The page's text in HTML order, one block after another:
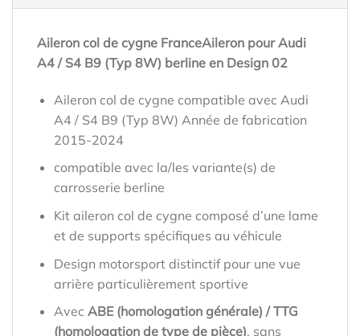
Aileron col de cygne FranceAileron pour Audi
A4 / S4 B9 (Typ 8W) berline en Design 02
Aileron col de cygne compatible avec Audi
A4 / S4 B9 (Typ 8W) Année de fabrication
2015-2024
compatible avec la/les variante(s) de
carrosserie berline
Kit aileron col de cygne composé d’une lame
et de supports spécifiques au véhicule
Design motorsport distinctif pour une vue
arrière particulièrement sportive
Avec ABE (homologation générale) / TTG
(homologation de type de pièce), sans